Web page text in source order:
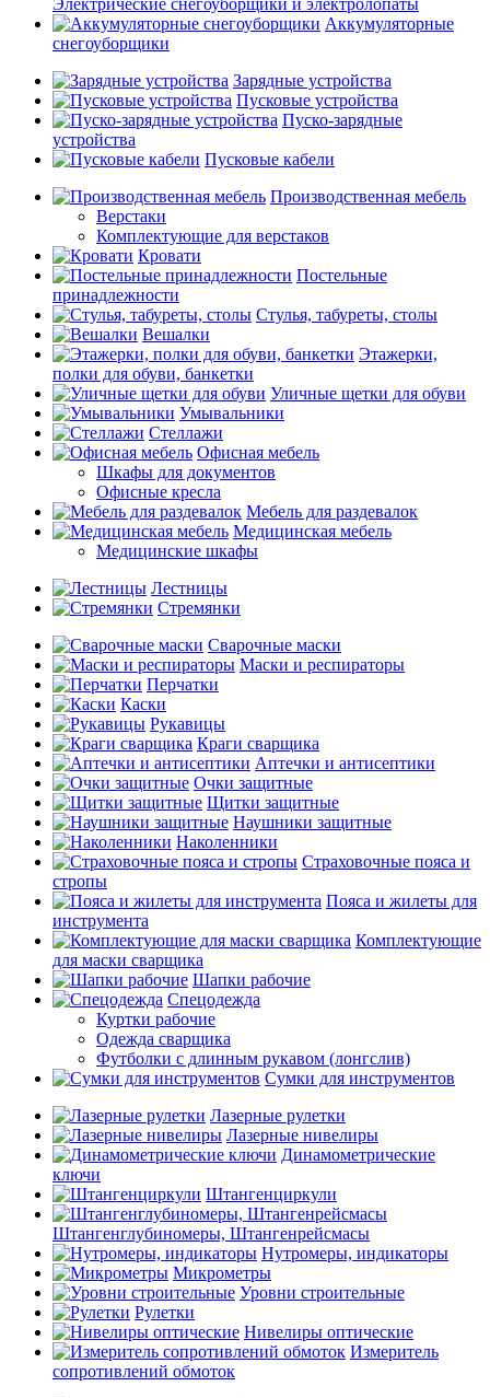
Электрические снегоуборщики и электролопаты
Аккумуляторные
снегоуборщики
Зарядные устройства
Пусковые устройства
Пуско-зарядные
устройства
Пусковые кабели
Производственная мебель
Верстаки
Комплектующие для верстаков
Кровати
Постельные
принадлежности
Стулья, табуреты, столы
Вешалки
Этажерки,
полки для обуви, банкетки
Уличные щетки для обуви
Умывальники
Стеллажи
Офисная мебель
Шкафы для документов
Офисные кресла
Мебель для раздевалок
Медицинская мебель
Медицинские шкафы
Лестницы
Стремянки
Сварочные маски
Маски и респираторы
Перчатки
Каски
Рукавицы
Краги сварщика
Аптечки и антисептики
Очки защитные
Щитки защитные
Наушники защитные
Наколенники
Страховочные пояса и
стропы
Пояса и жилеты для
инструмента
Комплектующие
для маски сварщика
Шапки рабочие
Спецодежда
Куртки рабочие
Одежда сварщика
Футболки с длинным рукавом (лонгслив)
Сумки для инструментов
Лазерные рулетки
Лазерные нивелиры
Динамометрические
ключи
Штангенциркули
Штангенглубиномеры, Штангенрейсмасы
Нутромеры, индикаторы
Микрометры
Уровни строительные
Рулетки
Нивелиры оптические
Измеритель
сопротивлений обмоток